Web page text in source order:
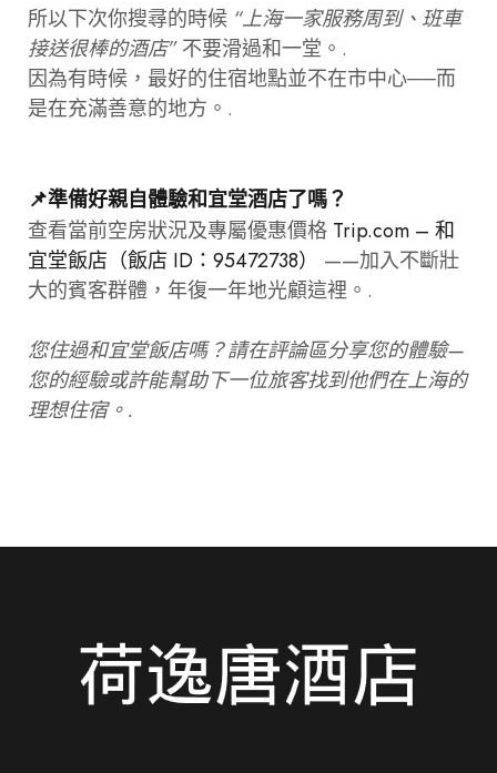
所以下次你搜尋的時候 “上海一家服務周到、班車
接送很棒的酒店”不要滑過和一堂。.
因為有時候，最好的住宿地點並不在市中心──而
是在充滿善意的地方。.
📌準備好親自體驗和宜堂酒店了嗎？
查看當前空房狀況及專屬優惠價格 Trip.com – 和
宜堂飯店（飯店 ID：95472738）
——加入不斷壯
大的賓客群體，年復一年地光顧這裡。.
您住過和宜堂飯店嗎？請在評論區分享您的體驗—
您的經驗或許能幫助下一位旅客找到他們在上海的
理想住宿。.